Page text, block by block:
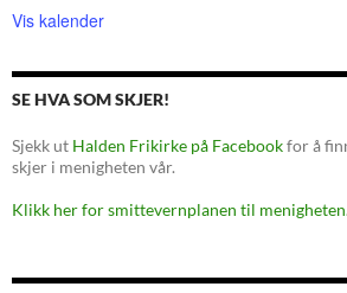
Vis kalender
SE HVA SOM SKJER!
Sjekk ut Halden Frikirke på Facebookfor å
skjer i menigheten vår.
Klikk her for smittevernplanen til